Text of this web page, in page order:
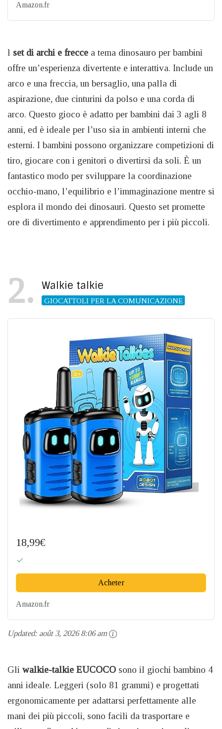
Amazon.fr
l set di archi e frecce a tema dinosauro per bambini
offre un’esperienza divertente e interattiva. Include un
arco e una freccia, un bersaglio, una palla di
aspirazione, due cinturini da polso e una corda di
arco. Questo gioco è adatto per bambini dai 3 agli 8
anni, ed è ideale per l’uso sia in ambienti interni che
esterni. I bambini possono organizzare competizioni di
tiro, giocare con i genitori o divertirsi da soli. È un
fantastico modo per sviluppare la coordinazione
occhio-mano, l’equilibrio e l’immaginazione mentre si
esplora il mondo dei dinosauri. Questo set promette
ore di divertimento e apprendimento per i più piccoli.
2 Walkie talkie
GIOCATTOLI PER LA COMUNICAZIONE
18,99€
Acheter
Amazon.fr
Updated: août 3, 2026 8:06 am
Gli walkie-talkie EUCOCO sono il giochi bambino 4
anni ideale. Leggeri (solo 81 grammi) e progettati
ergonomicamente per adattarsi perfettamente alle
mani dei più piccoli, sono facili da trasportare e